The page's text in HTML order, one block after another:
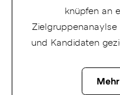
knüpfen an
und Kandidaten